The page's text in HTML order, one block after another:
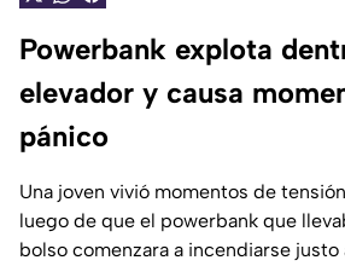
Powerbank explota
elevador y causa
pánico
Una joven vivió momentos de
luego de que el powerbank que
bolso comenzara a incendiarse justo